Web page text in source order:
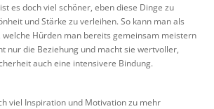
es doch viel schöner, eben diese Dinge zu
und Stärke zu verleihen. So kann man als
welche Hürden man bereits gemeinsam meistern
nur die Beziehung und macht sie wertvoller,
auch eine intensivere Bindung.
viel Inspiration und Motivation zu mehr